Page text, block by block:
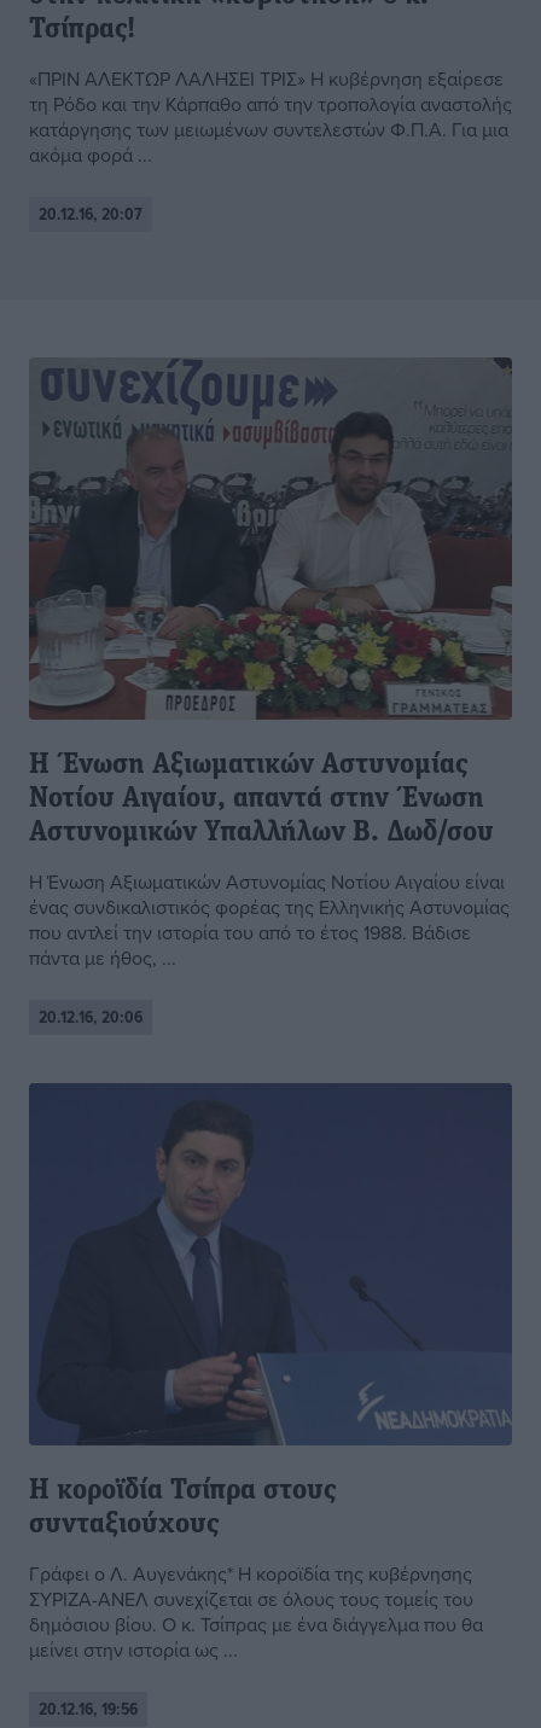
Τσίπρας!
«ΠΡΙΝ ΑΛΕΚΤΩΡ ΛΑΛΗΣΕΙ ΤΡΙΣ» Η κυβέρνηση εξαίρεσε
τη Ρόδο και την Κάρπαθο από την τροπολογία αναστολής
κατάργησης των μειωμένων συντελεστών Φ.Π.Α. Για μια
ακόμα φορά ...
20.12.16, 20:07
Η Ένωση Αξιωματικών Αστυνομίας
Νοτίου Αιγαίου, απαντά στην Ένωση
Αστυνομικών Υπαλλήλων Β. Δωδ/σου
H Ένωση Αξιωματικών Αστυνομίας Νοτίου Αιγαίου είναι
ένας συνδικαλιστικός φορέας της Ελληνικής Αστυνομίας
που αντλεί την ιστορία του από το έτος 1988. Βάδισε
πάντα με ήθος, ...
20.12.16, 20:06
Η κοροϊδία Τσίπρα στους
συνταξιούχους
Γράφει ο Λ. Αυγενάκης* Η κοροϊδία της κυβέρνησης
ΣΥΡΙΖΑ-ΑΝΕΛ συνεχίζεται σε όλους τους τομείς του
δημόσιου βίου. Ο κ. Τσίπρας με ένα διάγγελμα που θα
μείνει στην ιστορία ως ...
20.12.16, 19:56